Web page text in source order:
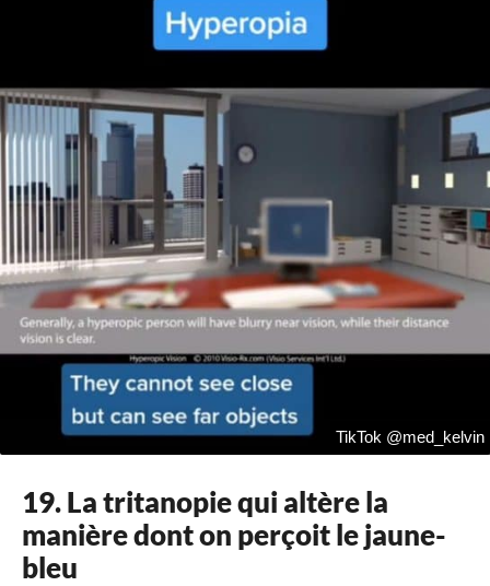
TikTok @med_kelvin
19. La tritanopie qui altère la
manière dont on perçoit le jaune-
bleu